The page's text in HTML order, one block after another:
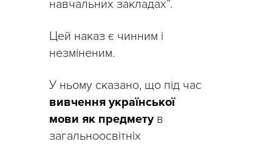
навчальних закладах”.
Цей наказ є чинним і
незміненим.
У ньому сказано, що під час
вивчення української
мови як предметув
загальноосвітніх